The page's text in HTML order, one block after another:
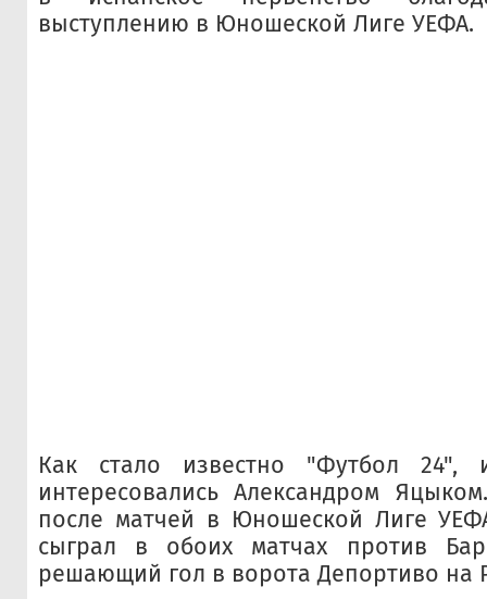
выступлению в Юношеской Лиге УЕФА.
Как стало известно "Футбол 24",
интересовались Александром
после матчей в Юношеской Лиге
сыграл в обоих матчах против
решающий гол в ворота Депортиво на